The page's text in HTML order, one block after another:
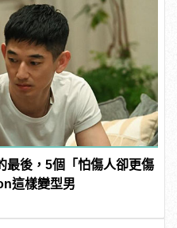
最後，5個「怕傷人卻更傷
這樣變型男